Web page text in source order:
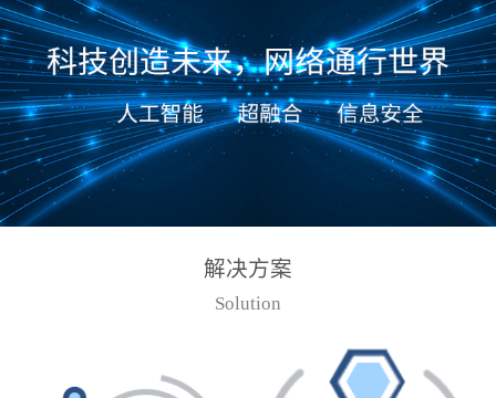
解决方案
Solution